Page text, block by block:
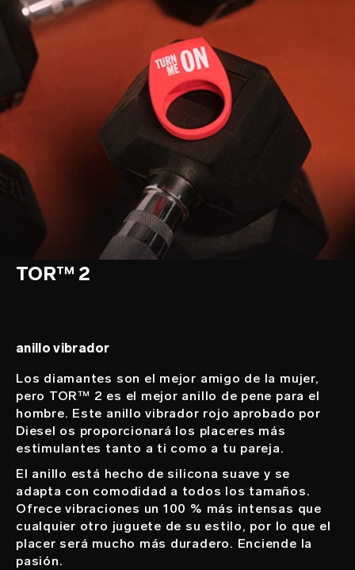
TOR™ 2
anillo vibrador
Los diamantes son el mejor amigo de la mujer,
pero TOR™ 2 es el mejor anillo de pene para el
hombre. Este anillo vibrador rojo aprobado por
Diesel os proporcionará los placeres más
estimulantes tanto a ti como a tu pareja.
El anillo está hecho de silicona suave y se
adapta con comodidad a todos los tamaños.
Ofrece vibraciones un 100 % más intensas que
cualquier otro juguete de su estilo, por lo que el
placer será mucho más duradero. Enciende la
pasión.